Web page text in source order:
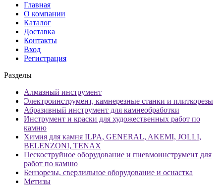
Главная
О компании
Каталог
Доставка
Контакты
Вход
Регистрация
Разделы
Алмазный инструмент
Электроинструмент, камнерезные станки и плиткорезы
Абразивный инструмент для камнеобработки
Инструмент и краски для художественных работ по
камню
Химия для камня ILPA, GENERAL, AKEMI, JOLLI,
BELENZONI, TENAX
Пескоструйное оборудование и пневмоинструмент для
работ по камню
Бензорезы, сверлильное оборудование и оснастка
Метизы